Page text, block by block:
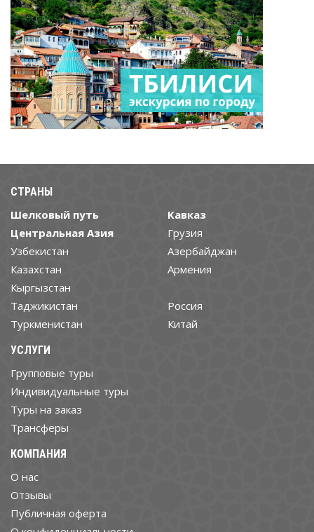
СТРАНЫ
Шелковый путь
Центральная Азия
Узбекистан
Казахстан
Кыргызстан
Таджикистан
Туркменистан
Кавказ
Грузия
Азербайджан
Армения
Россия
Китай
УСЛУГИ
Групповые туры
Индивидуальные туры
Туры на заказ
Трансферы
КОМПАНИЯ
О нас
Отзывы
Публичная оферта